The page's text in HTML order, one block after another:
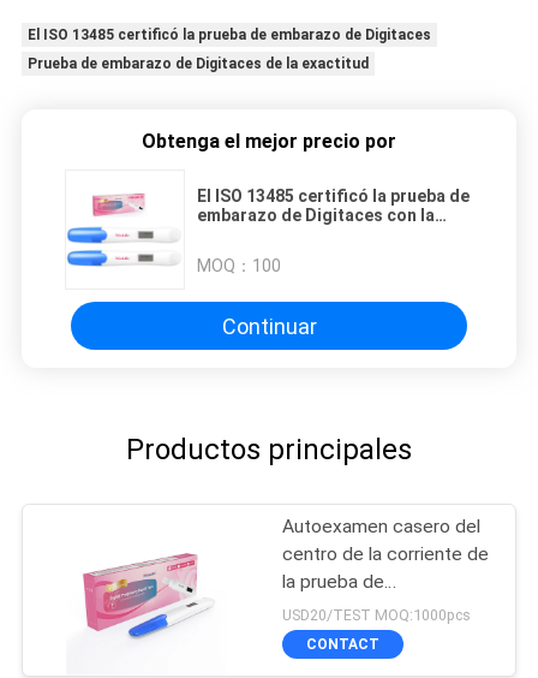
El ISO 13485 certificó la prueba de embarazo de Digitaces
Prueba de embarazo de Digitaces de la exactitud
Obtenga el mejor precio por
El ISO 13485 certificó la prueba de
embarazo de Digitaces con la
MOQ： 100
Continuar
Productos principales
Autoexamen casero del
centro de la corriente de
la prueba de
embarazo de la
orina HCG de la
prueba del embarazo de
USD20/TEST MOQ:1000pcs
CONTACT